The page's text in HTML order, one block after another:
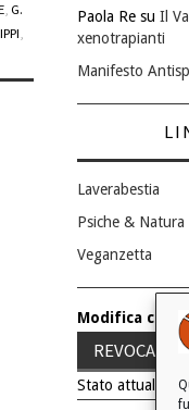
, G.
,
Paola Re su Il
xenotrapianti
Manifesto
Laverabestia
Psiche & Natura
Veganzetta
Modifica
REVOCA IL
Stato attuale: